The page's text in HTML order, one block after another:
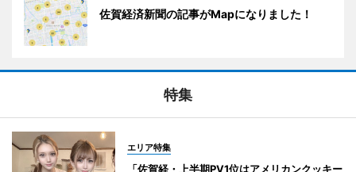
佐賀経済新聞の記事がMapになりました！
特集
エリア特集
「佐賀経・上半期PV1位はアメリカンクッキー